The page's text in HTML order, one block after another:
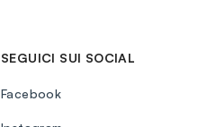
SEGUICI SUI SOCIAL
Facebook